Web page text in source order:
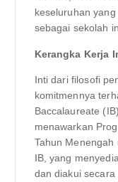
keseluruhan
sebagai sekolah
Kerangka Kerja
Inti dari filosofi
komitmennya
Baccalaureate
menawarkan
Tahun
IB, yang
dan diakui